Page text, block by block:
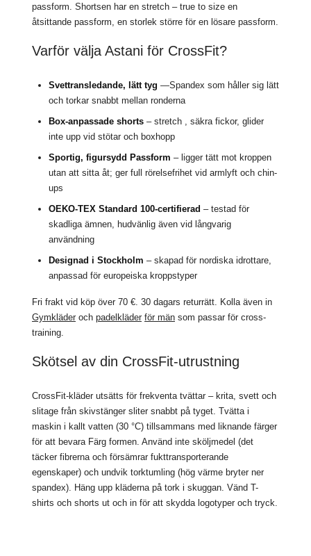
passform. Shortsen har en stretch – true to size en
åtsittande passform, en storlek större för en lösare passform.
Varför välja Astani för CrossFit?
Svettransledande, lätt tyg —Spandex som håller sig lätt
och torkar snabbt mellan ronderna
Box-anpassade shorts – stretch , säkra fickor, glider
inte upp vid stötar och boxhopp
Sportig, figursydd Passform – ligger tätt mot kroppen
utan att sitta åt; ger full rörelsefrihet vid armlyft och chin-
ups
OEKO-TEX Standard 100-certifierad – testad för
skadliga ämnen, hudvänlig även vid långvarig
användning
Designad i Stockholm – skapad för nordiska idrottare,
anpassad för europeiska kroppstyper
Fri frakt vid köp över 70 €. 30 dagars returrätt. Kolla även in
Gymkläder och padelkläder för män som passar för cross-
training.
Skötsel av din CrossFit-utrustning
CrossFit-kläder utsätts för frekventa tvättar – krita, svett och
slitage från skivstänger sliter snabbt på tyget. Tvätta i
maskin i kallt vatten (30 °C) tillsammans med liknande färger
för att bevara Färg formen. Använd inte sköljmedel (det
täcker fibrerna och försämrar fukttransporterande
egenskaper) och undvik torktumling (hög värme bryter ner
spandex). Häng upp kläderna på tork i skuggan. Vänd T-
shirts och shorts ut och in för att skydda logotyper och tryck.